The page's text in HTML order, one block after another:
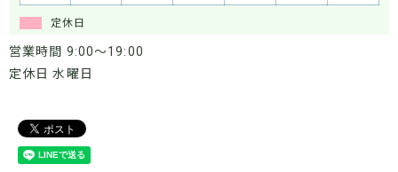
定休日
営業時間 9:00～19:00
定休日 水曜日